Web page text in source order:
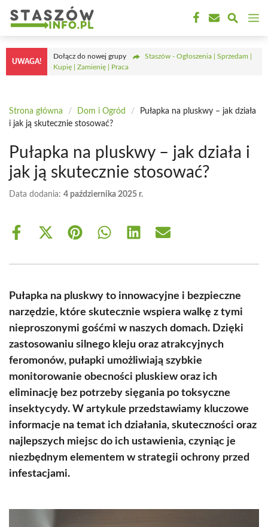
treści
UWAGA!
Dołącz do nowej grupy
Staszów - Ogłoszenia | Sprzedam |
Kupię | Zamienię | Praca
Strona główna / Dom i Ogród /
Pułapka na pluskwy – jak działa
i jak ją skutecznie stosować?
Pułapka na pluskwy – jak działa i
jak ją skutecznie stosować?
Data dodania: 4 października 2025 r.
Share
Share
(Twitter)
Share Share Share Share
Pułapka na pluskwy to innowacyjne i bezpieczne
narzędzie, które skutecznie wspiera walkę z tymi
nieproszonymi gośćmi w naszych domach. Dzięki
zastosowaniu silnego kleju oraz atrakcyjnych
feromonów, pułapki umożliwiają szybkie
monitorowanie obecności pluskiew oraz ich
eliminację bez potrzeby sięgania po toksyczne
insektycydy. W artykule przedstawiamy kluczowe
informacje na temat ich działania, skuteczności oraz
najlepszych miejsc do ich ustawienia, czyniąc je
niezbędnym elementem w strategii ochrony przed
infestacjami.